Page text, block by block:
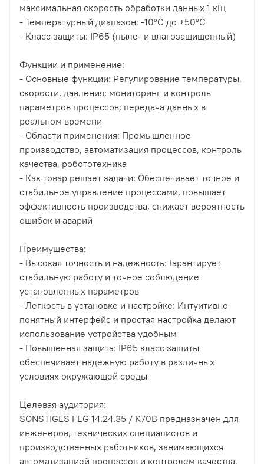
максимальная скорость обработки данных 1 кГц
- Температурный диапазон: -10°C до +50°C
- Класс защиты: IP65 (пыле- и влагозащищенный)
Функции и применение:
- Основные функции: Регулирование температуры,
скорости, давления; мониторинг и контроль
параметров процессов; передача данных в
реальном времени
- Области применения: Промышленное
производство, автоматизация процессов, контроль
качества, робототехника
- Как товар решает задачи: Обеспечивает точное и
стабильное управление процессами, повышает
эффективность производства, снижает вероятность
ошибок и аварий
Преимущества:
- Высокая точность и надежность: Гарантирует
стабильную работу и точное соблюдение
установленных параметров
- Легкость в установке и настройке: Интуитивно
понятный интерфейс и простая настройка делают
использование устройства удобным
- Повышенная защита: IP65 класс защиты
обеспечивает надежную работу в различных
условиях окружающей среды
Целевая аудитория:
SONSTIGES FEG 14.24.35 / K70B предназначен для
инженеров, технических специалистов и
производственных работников, занимающихся
автоматизацией процессов и контролем качества.